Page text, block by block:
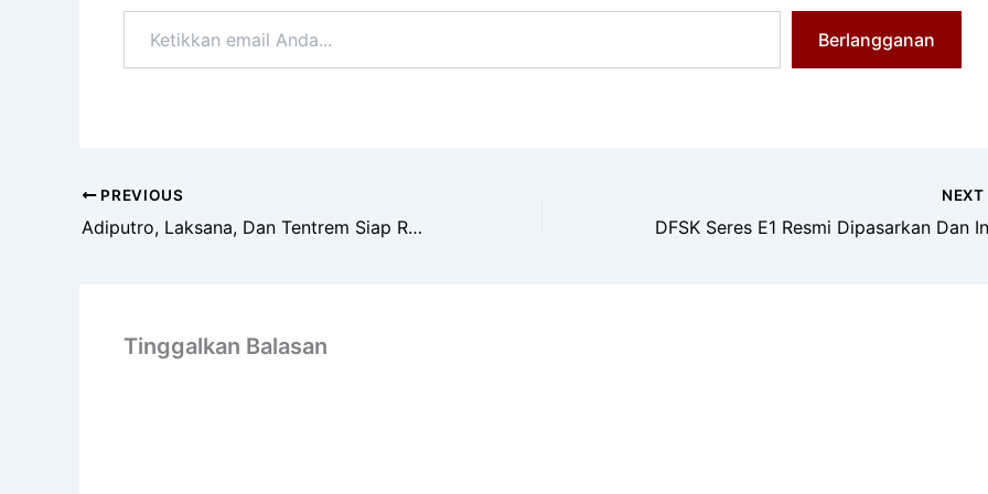
email
Anda...
Berlangganan
PREVIOUS
Adiputro, Laksana, Dan Tentrem Siap Ramaikan GIIAS 2023
NEXT
Tinggalkan Balasan